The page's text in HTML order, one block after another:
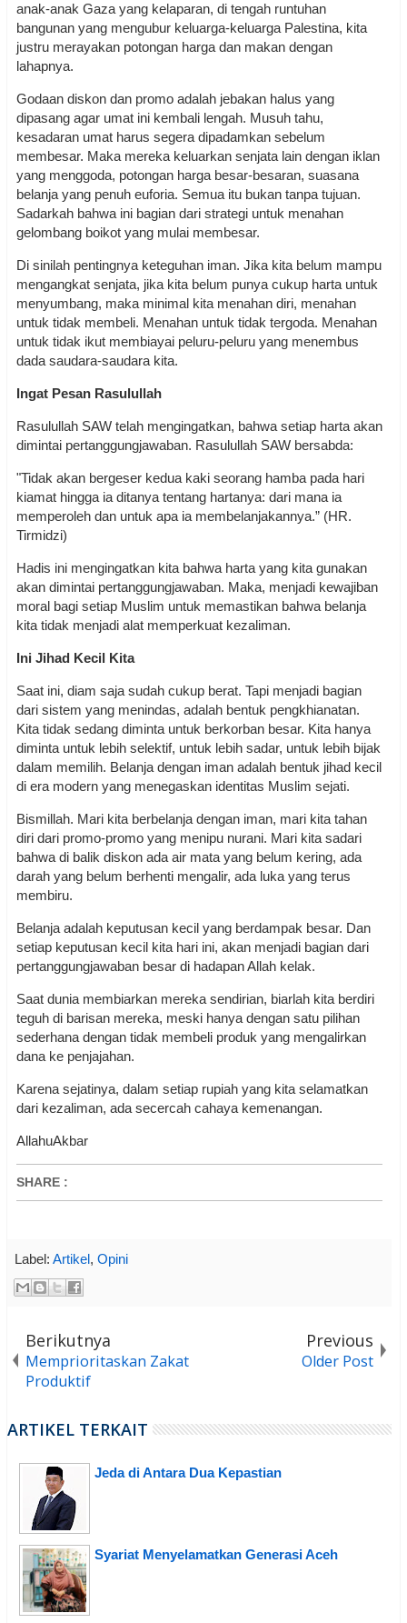
anak-anak Gaza yang kelaparan, di tengah runtuhan
bangunan yang mengubur keluarga-keluarga Palestina, kita
justru merayakan potongan harga dan makan dengan
lahapnya.
Godaan diskon dan promo adalah jebakan halus yang
dipasang agar umat ini kembali lengah. Musuh tahu,
kesadaran umat harus segera dipadamkan sebelum
membesar. Maka mereka keluarkan senjata lain dengan iklan
yang menggoda, potongan harga besar-besaran, suasana
belanja yang penuh euforia. Semua itu bukan tanpa tujuan.
Sadarkah bahwa ini bagian dari strategi untuk menahan
gelombang boikot yang mulai membesar.
Di sinilah pentingnya keteguhan iman. Jika kita belum mampu
mengangkat senjata, jika kita belum punya cukup harta untuk
menyumbang, maka minimal kita menahan diri, menahan
untuk tidak membeli. Menahan untuk tidak tergoda. Menahan
untuk tidak ikut membiayai peluru-peluru yang menembus
dada saudara-saudara kita.
Ingat Pesan Rasulullah
Rasulullah SAW telah mengingatkan, bahwa setiap harta akan
dimintai pertanggungjawaban. Rasulullah SAW bersabda:
"Tidak akan bergeser kedua kaki seorang hamba pada hari
kiamat hingga ia ditanya tentang hartanya: dari mana ia
memperoleh dan untuk apa ia membelanjakannya.” (HR.
Tirmidzi)
Hadis ini mengingatkan kita bahwa harta yang kita gunakan
akan dimintai pertanggungjawaban. Maka, menjadi kewajiban
moral bagi setiap Muslim untuk memastikan bahwa belanja
kita tidak menjadi alat memperkuat kezaliman.
Ini Jihad Kecil Kita
Saat ini, diam saja sudah cukup berat. Tapi menjadi bagian
dari sistem yang menindas, adalah bentuk pengkhianatan.
Kita tidak sedang diminta untuk berkorban besar. Kita hanya
diminta untuk lebih selektif, untuk lebih sadar, untuk lebih bijak
dalam memilih. Belanja dengan iman adalah bentuk jihad kecil
di era modern yang menegaskan identitas Muslim sejati.
Bismillah. Mari kita berbelanja dengan iman, mari kita tahan
diri dari promo-promo yang menipu nurani. Mari kita sadari
bahwa di balik diskon ada air mata yang belum kering, ada
darah yang belum berhenti mengalir, ada luka yang terus
membiru.
Belanja adalah keputusan kecil yang berdampak besar. Dan
setiap keputusan kecil kita hari ini, akan menjadi bagian dari
pertanggungjawaban besar di hadapan Allah kelak.
Saat dunia membiarkan mereka sendirian, biarlah kita berdiri
teguh di barisan mereka, meski hanya dengan satu pilihan
sederhana dengan tidak membeli produk yang mengalirkan
dana ke penjajahan.
Karena sejatinya, dalam setiap rupiah yang kita selamatkan
dari kezaliman, ada secercah cahaya kemenangan.
AllahuAkbar
SHARE :
Label: Artikel, Opini
Berikutnya
Memprioritaskan Zakat
Produktif
Previous
Older Post
ARTIKEL TERKAIT
Jeda di Antara Dua Kepastian
Syariat Menyelamatkan Generasi Aceh